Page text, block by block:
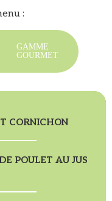
:
GAMME
GOURMET
CORNICHON
POULET AU JUS